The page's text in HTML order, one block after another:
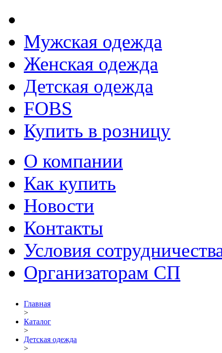
Мужская одежда
Женская одежда
Детская одежда
FOBS
Купить в розницу
О компании
Как купить
Новости
Контакты
Условия
Организаторам СП
Главная
>
Каталог
>
Детская одежда
>